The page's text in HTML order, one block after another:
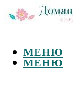
МЕНЮ
МЕНЮ